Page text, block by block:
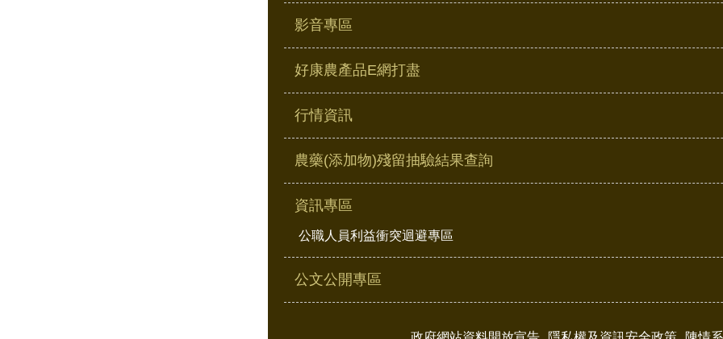
影音專區
好康農產品E網打盡
行情資訊
農藥(添加物)殘留抽驗結果查詢
資訊專區
公職人員利益衝突迴避專區
公文公開專區